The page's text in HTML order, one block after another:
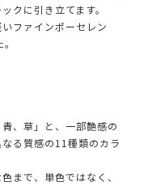
クに引き立てます。
ファインポーセレン
、草」と、一部艶感の
る質感の11種類のカラ
まで、単色ではなく、